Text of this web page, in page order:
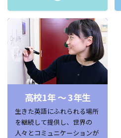
高校1年 ～ 3年生
生きた英語にふれられる場所
を継続して提供し、世界の
人々とコミュニケーションが